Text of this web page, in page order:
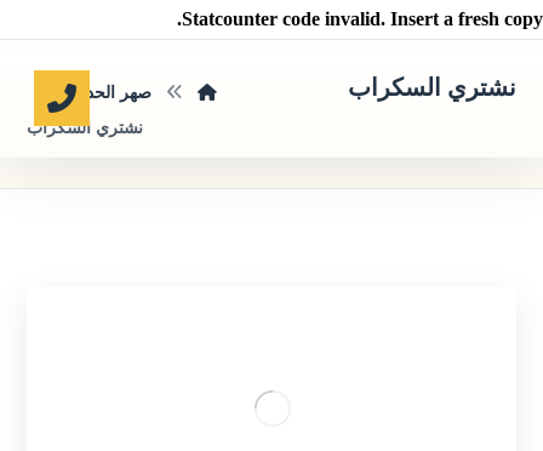
Statcounter code invalid. Insert a fresh copy.
نشتري السكراب
صهر الحديد
نشتري السكراب